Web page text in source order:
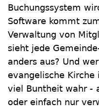
Buchungssystem
Software kommt
Verwaltung von
sieht jede
anders aus? Und
evangelische
viel Buntheit wahr -
oder einfach nur